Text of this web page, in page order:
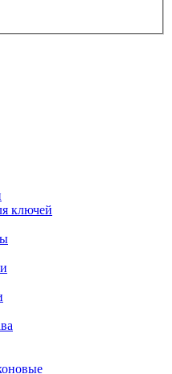
ключей